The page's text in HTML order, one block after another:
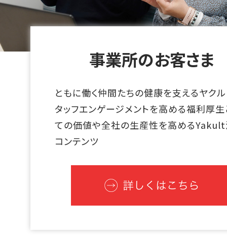
事業所のお客さま
ともに働く仲間たちの健康を支えるヤク
タッフエンゲージメントを高める福利厚生
ての価値や全社の生産性を高める
コンテンツ